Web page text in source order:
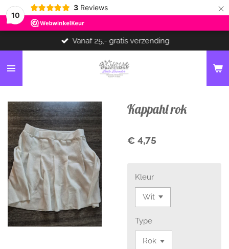
10
3 Reviews ×
Vanaf 25,- gratis verzending
Kappahl rok
€ 4,75
Kleur
Type